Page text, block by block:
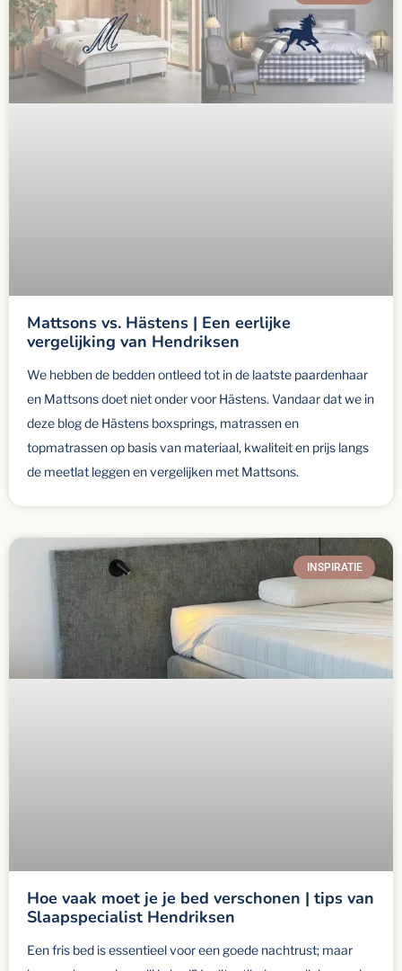
Mattsons vs. Hästens | Een eerlijke
vergelijking van Hendriksen
We hebben de bedden ontleed tot in de laatste paardenhaar
en Mattsons doet niet onder voor Hästens. Vandaar dat we in
deze blog de Hästens boxsprings, matrassen en
topmatrassen op basis van materiaal, kwaliteit en prijs langs
de meetlat leggen en vergelijken met Mattsons.
INSPIRATIE
Hoe vaak moet je je bed verschonen | tips van
Slaapspecialist Hendriksen
Een fris bed is essentieel voor een goede nachtrust; maar